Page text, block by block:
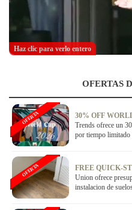
Haz clic para verlo entero
OFERTAS
30% OFF
Trends ofrece un
por tiempo limitado
OFERTA
FREE QUICK-
Union ofrece
instalacion de
OFERTA